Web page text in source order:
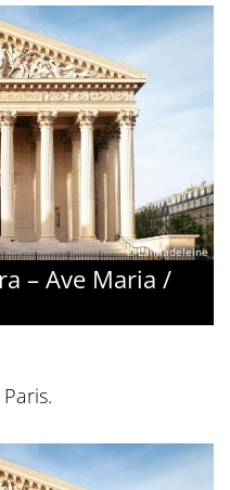
© La Madeleine
– Ave Maria /